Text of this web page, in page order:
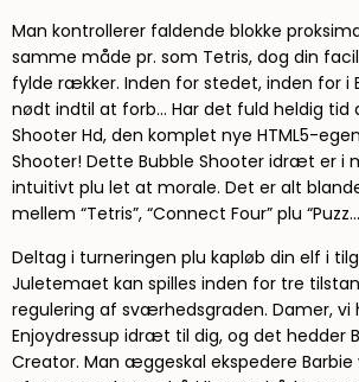
Man kontrollerer faldende blokke
samme måde pr. som Tetris, dog din
fylde rækker. Inden for stedet, inden for i
nødt indtil at forb… Har det fuld heldig tid
Shooter Hd, den komplet nye HTML5-
Shooter! Dette Bubble Shooter idræt er i
intuitivt plu let at morale. Det er alt
mellem “Tetris”, “Connect Four” plu “Puzz…
Deltag i turneringen plu kapløb din elf i
Juletemaet kan spilles inden for tre
regulering af sværhedsgraden. Damer, vi
Enjoydressup idræt til dig, og det hedder
Creator. Man æggeskal ekspedere